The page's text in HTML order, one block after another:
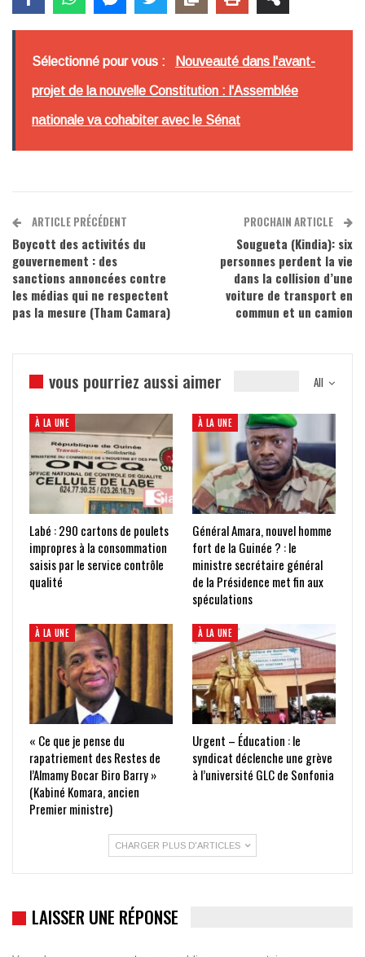
Sélectionné pour vous : Nouveauté dans l'avant-
projet de la nouvelle Constitution : l'Assemblée
nationale va cohabiter avec le Sénat
ARTICLE PRÉCÉDENT
Boycott des activités du
gouvernement : des
sanctions annoncées contre
les médias qui ne respectent
pas la mesure (Tham Camara)
PROCHAIN ARTICLE
Sougueta (Kindia): six
personnes perdent la vie
dans la collision d’une
voiture de transport en
commun et un camion
All
vous pourriez aussi aimer
À LA UNE
Labé : 290 cartons de poulets
impropres à la consommation
saisis par le service contrôle
qualité
À LA UNE
Général Amara, nouvel homme
fort de la Guinée ? : le
ministre secrétaire général
de la Présidence met fin aux
spéculations
À LA UNE
« Ce que je pense du
rapatriement des Restes de
l’Almamy Bocar Biro Barry »
(Kabiné Komara, ancien
Premier ministre)
À LA UNE
Urgent – Éducation : le
syndicat déclenche une grève
à l’université GLC de Sonfonia
CHARGER PLUS D'ARTICLES
LAISSER UNE RÉPONSE